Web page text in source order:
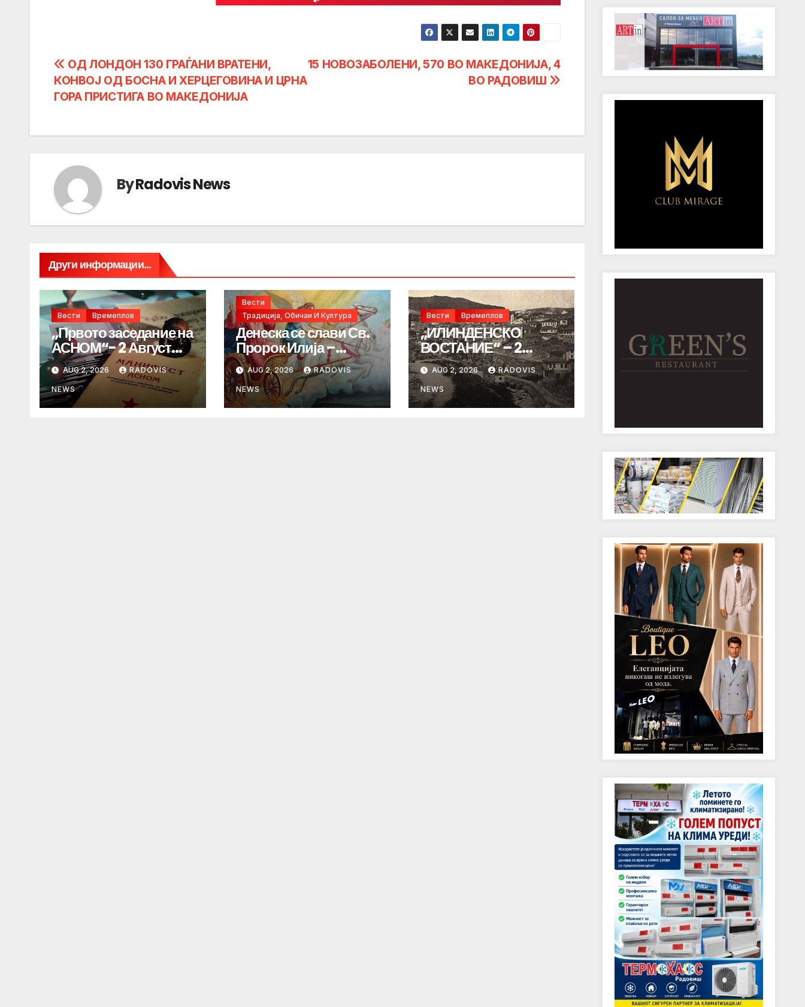
Post
navigation
15 НОВОЗАБОЛЕНИ, 570 ВО МАКЕДОНИЈА, 4
ВО РАДОВИШ
ОД ЛОНДОН 130 ГРАЃАНИ ВРАТЕНИ,
КОНВОЈ ОД БОСНА И ХЕРЦЕГОВИНА И ЦРНА
ГОРА ПРИСТИГА ВО МАКЕДОНИЈА
ByRadovis News
Други информации...
Вести Времеплов
„Првото заседание на
АСНОМ“- 2 Август
1944 год.
AUG 2, 2026 RADOVIS
NEWS
Вести
Традиција, Обичаи И Култура
Денеска се слави Св.
Пророк Илија –
„ИЛИНДЕН“
AUG 2, 2026 RADOVIS
NEWS
Вести Времеплов
„ИЛИНДЕНСКО
ВОСТАНИЕ“ – 2
Август 1903 год.
AUG 2, 2026 RADOVIS
NEWS